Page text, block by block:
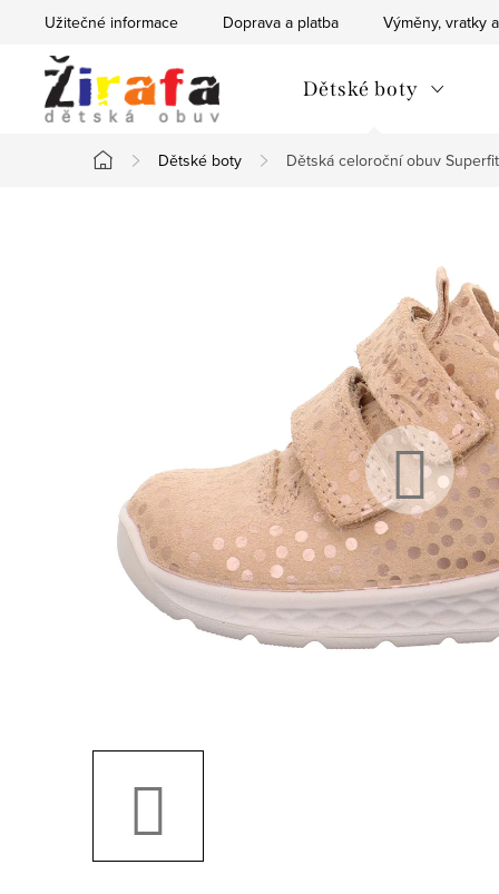
obsah
Užitečné informace Doprava a platba Výměny, vratky
Dětské boty
Domů
Dětské boty Dětská celoroční obuv